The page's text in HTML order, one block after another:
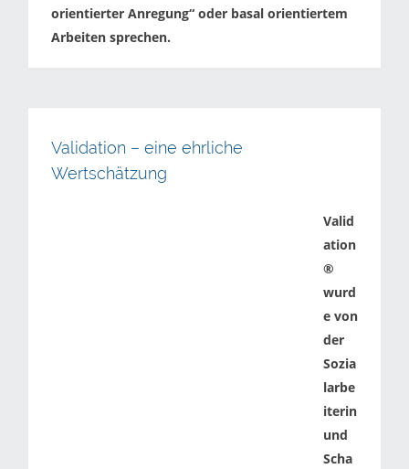
orientierter Anregung“ oder basal orientiertem
Arbeiten sprechen.
Validation – eine ehrliche
Wertschätzung
Valid
ation
®
wurd
e von
der
Sozia
larbe
iterin
und
Scha